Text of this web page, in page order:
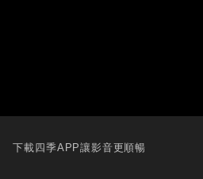
下載四季APP讓影音更順暢